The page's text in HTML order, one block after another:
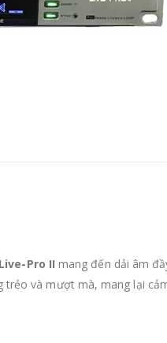
Pro II mang đến dải âm
trẻo và mượt mà, mang lại